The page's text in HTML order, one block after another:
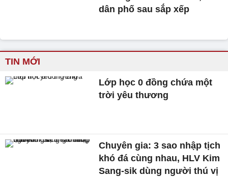
dân phố sau sắp xếp
TIN MỚI
Lớp học 0 đồng chứa một
trời yêu thương
Chuyên gia: 3 sao nhập tịch
khó đá cùng nhau, HLV Kim
Sang-sik dùng người thú vị